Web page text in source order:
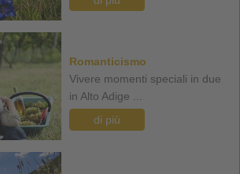
Romanticismo
Vivere momenti speciali in due
in Alto Adige ...
di più